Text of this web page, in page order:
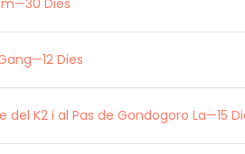
Dies
Dies
del K2 i al Pas de Gondogoro La—15